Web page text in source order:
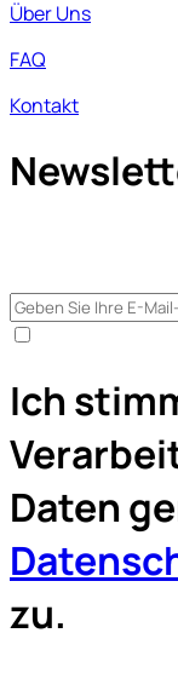
Über Uns
FAQ
Kontakt
Ich
Daten
zu.